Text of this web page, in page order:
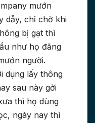
mướn
dẫy, chỉ chờ khi
bị gạt thì
như họ đăng
người.
dụng lấy thông
sau này gởi
thì họ dùng
ngày nay thì